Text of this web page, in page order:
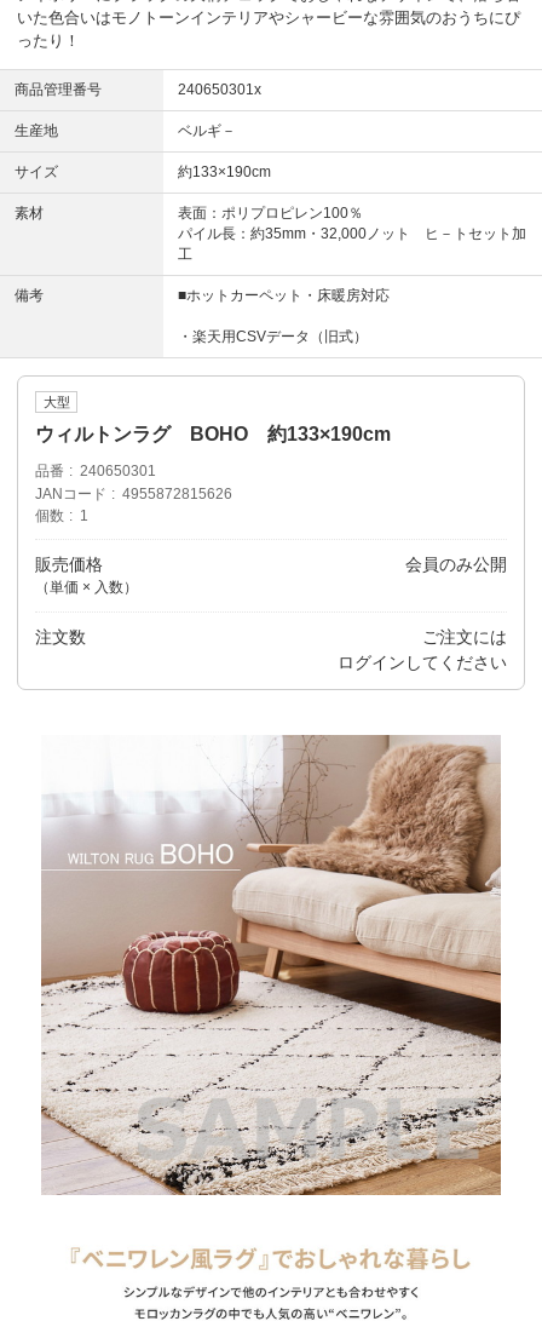
いた色合いはモノトーンインテリアやシャービーな雰囲気のおうちにぴ
ったり！
商品管理番号 240650301x
生産地 ベルギ－
サイズ 約133×190cm
素材
表面：ポリプロピレン100％
パイル長：約35mm・32,000ノット ヒ－トセット加
工
備考 ■ホットカーペット・床暖房対応
・楽天用CSVデータ（旧式）
大型
ウィルトンラグ BOHO 約133×190cm
品番
240650301
JANコード
4955872815626
個数
1
販売価格
（単価 × 入数）
会員のみ公開
注文数
ご注文には
ログイン してください